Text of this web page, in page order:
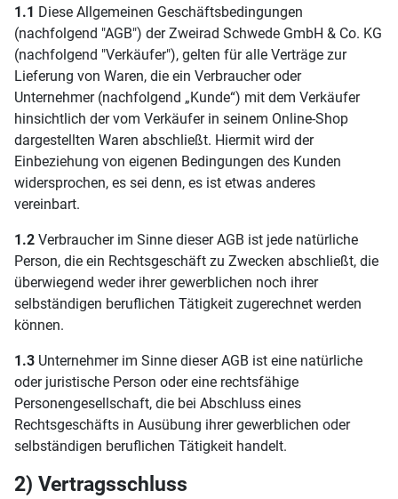
1.1 Diese Allgemeinen Geschäftsbedingungen
(nachfolgend "AGB") der Zweirad Schwede GmbH & Co. KG
(nachfolgend "Verkäufer"), gelten für alle Verträge zur
Lieferung von Waren, die ein Verbraucher oder
Unternehmer (nachfolgend „Kunde“) mit dem Verkäufer
hinsichtlich der vom Verkäufer in seinem Online-Shop
dargestellten Waren abschließt. Hiermit wird der
Einbeziehung von eigenen Bedingungen des Kunden
widersprochen, es sei denn, es ist etwas anderes
vereinbart.
1.2 Verbraucher im Sinne dieser AGB ist jede natürliche
Person, die ein Rechtsgeschäft zu Zwecken abschließt, die
überwiegend weder ihrer gewerblichen noch ihrer
selbständigen beruflichen Tätigkeit zugerechnet werden
können.
1.3 Unternehmer im Sinne dieser AGB ist eine natürliche
oder juristische Person oder eine rechtsfähige
Personengesellschaft, die bei Abschluss eines
Rechtsgeschäfts in Ausübung ihrer gewerblichen oder
selbständigen beruflichen Tätigkeit handelt.
2) Vertragsschluss